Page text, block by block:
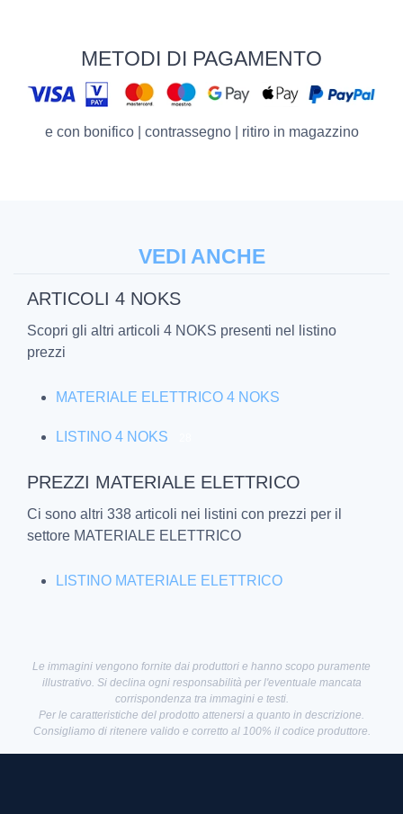
METODI DI PAGAMENTO
e con bonifico | contrassegno | ritiro in magazzino
VEDI ANCHE
ARTICOLI 4 NOKS
Scopri gli altri articoli 4 NOKS presenti nel listino
prezzi
MATERIALE ELETTRICO 4 NOKS
LISTINO 4 NOKS
PREZZI MATERIALE ELETTRICO
Ci sono altri 338 articoli nei listini con prezzi per il
settore MATERIALE ELETTRICO
LISTINO MATERIALE ELETTRICO
Le immagini vengono fornite dai produttori e hanno scopo puramente
illustrativo. Si declina ogni responsabilità per l'eventuale mancata
corrispondenza tra immagini e testi.
Per le caratteristiche del prodotto attenersi a quanto in descrizione.
Consigliamo di ritenere valido e corretto al 100% il codice produttore.